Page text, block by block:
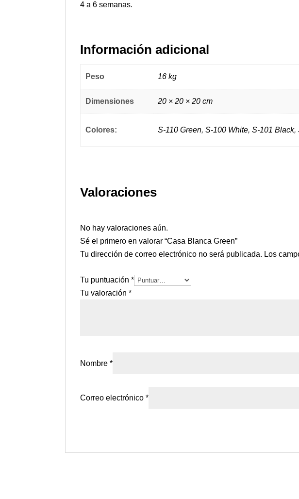
4 a 6 semanas.
Información adicional
Peso 16 kg
Dimensiones 20 × 20 × 20 cm
Colores: S-110 Green, S-100 White, S-101
Valoraciones
No hay valoraciones aún.
Sé el primero en valorar “Casa Blanca Green”
Tu dirección de correo electrónico no será publicada. Los
Tu puntuación*
Tu valoración*
Nombre*
Correo electrónico*